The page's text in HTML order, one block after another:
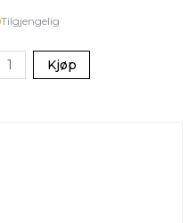
Tilgjengelig
Kjøp